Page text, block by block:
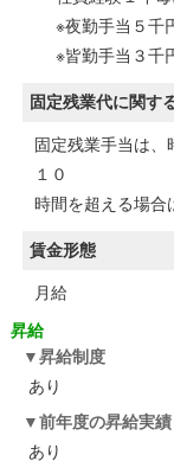
※夜勤手当５千
※皆勤手当３千
固定残業代に関す
固定残業手当は、
１０
時間を超える場合
賃金形態
月給
昇給
昇給制度
あり
前年度の昇給実績
あり